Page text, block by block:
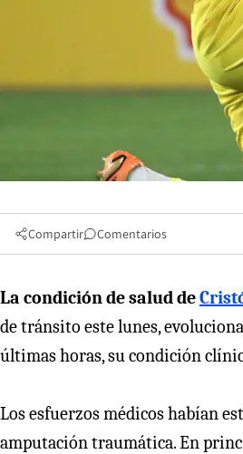
Compartir Comentarios
La condición de salud de
de tránsito este lunes,
últimas horas, su condición
Los esfuerzos médicos habían
amputación traumática. En